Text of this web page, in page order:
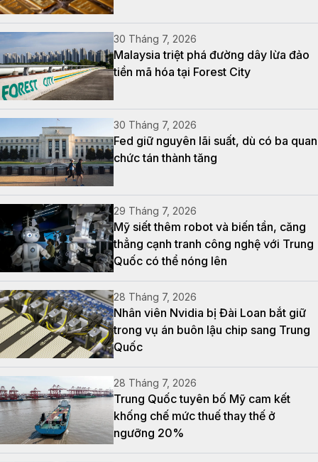
30 Tháng 7, 2026
Malaysia triệt phá đường dây lừa đảo
tiền mã hóa tại Forest City
30 Tháng 7, 2026
Fed giữ nguyên lãi suất, dù có ba quan
chức tán thành tăng
29 Tháng 7, 2026
Mỹ siết thêm robot và biến tần, căng
thẳng cạnh tranh công nghệ với Trung
Quốc có thể nóng lên
28 Tháng 7, 2026
Nhân viên Nvidia bị Đài Loan bắt giữ
trong vụ án buôn lậu chip sang Trung
Quốc
28 Tháng 7, 2026
Trung Quốc tuyên bố Mỹ cam kết
khống chế mức thuế thay thế ở
ngưỡng 20%